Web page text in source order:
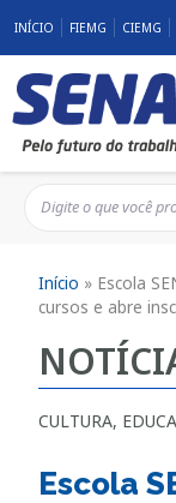
INÍCIO FIEMG CIEMG
Início » Escola
cursos e abre
CULTURA,
Escola